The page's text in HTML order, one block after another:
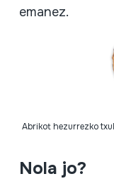
emanez.
Abrikot hezurrezko
Nola jo?